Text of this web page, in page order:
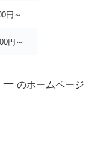
円～
円～
のホームページ